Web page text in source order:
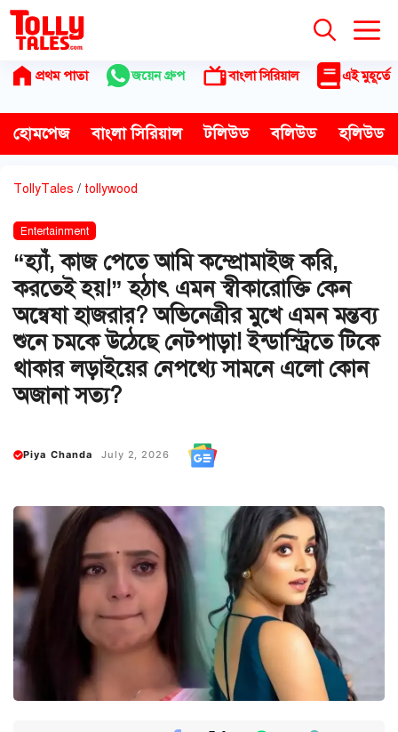
Skip
content
প্রথম পাতা জয়েন গ্রুপ বাংলা সিরিয়াল এই মুহূর্তে
হোমপেজ বাংলা সিরিয়াল টলিউড বলিউড হলিউড
TollyTales / tollywood
Entertainment
“হ্যাঁ, কাজ পেতে আমি কম্প্রোমাইজ করি,
করতেই হয়!” হঠাৎ এমন স্বীকারোক্তি কেন
অন্বেষা হাজরার? অভিনেত্রীর মুখে এমন মন্তব্য
শুনে চমকে উঠেছে নেটপাড়া! ইন্ডাস্ট্রিতে টিকে
থাকার লড়াইয়ের নেপথ্যে সামনে এলো কোন
অজানা সত্য?
Piya Chanda July 2, 2026